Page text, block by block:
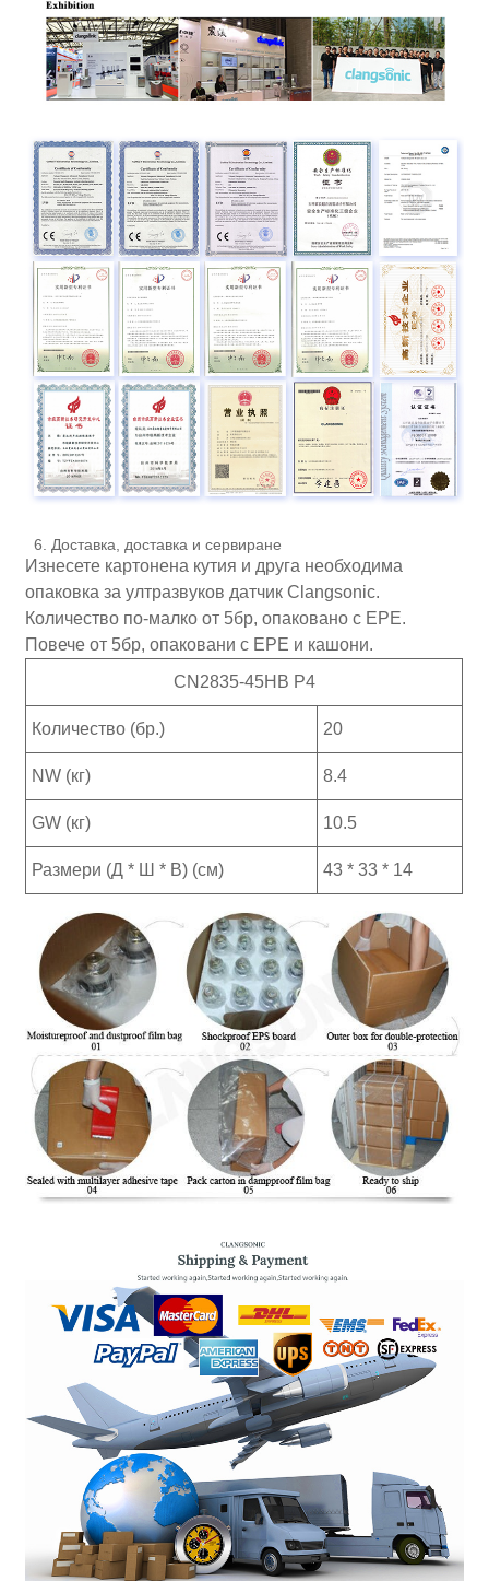
6. Доставка, доставка и сервиране
Изнесете картонена кутия и друга необходима
опаковка за ултразвуков датчик Clangsonic.
Количество по-малко от 5бр, опаковано с EPE.
Повече от 5бр, опаковани с EPE и кашони.
CN2835-45HB P4
Количество (бр.) 20
NW (кг) 8.4
GW (кг) 10.5
Размери (Д * Ш * В) (см) 43 * 33 * 14